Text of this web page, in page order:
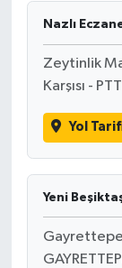
Nazlı
Zeytinlik
Karşısı -
Yol
Yeni
Gayrettepe